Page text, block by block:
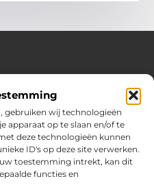
gebruiken wij technologieën
apparaat op te slaan en/of te
deze technologieën kunnen
ID's op deze site verwerken.
toestemming intrekt, kan dit
functies en
tips voor het
blogs en artikelen boordevol
inzichten om elke dag